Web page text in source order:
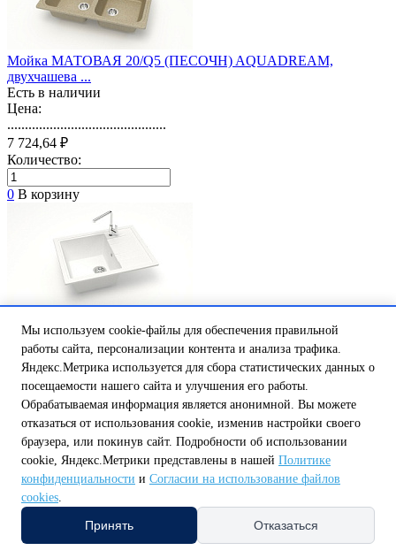
Мойка МАТОВАЯ 20/Q5 (ПЕСОЧН) AQUADREAM,
двухчашева ...
Есть в наличии
Цена:
.............................................
7 724,64 ₽
Количество:
0 В корзину
Мойка МАТОВАЯ 150/Q1 (БЕЛЫЙ ЛЁД) AQUADREAM,
прямоу ...
Есть в наличии
Цена:
.............................................
5 855,28 ₽
Мы используем cookie-файлы для обеспечения правильной
работы сайта, персонализации контента и анализа трафика.
Яндекс.Метрика используется для сбора статистических данных о
посещаемости нашего сайта и улучшения его работы.
Обрабатываемая информация является анонимной. Вы можете
отказаться от использования cookie, изменив настройки своего
браузера, или покинув сайт. Подробности об использовании
cookie, Яндекс.Метрики представлены в нашей Политике
конфиденциальности и Согласии на использование файлов
cookies.
Принять Отказаться